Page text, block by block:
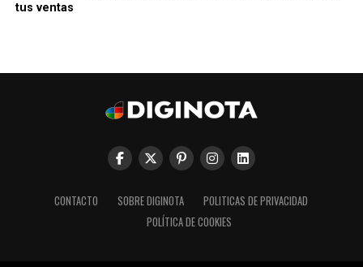
tus ventas
CONTACTO SOBRE DIGINOTA
POLITICAS DE PRIVACIDAD
POLÍTICA DE COOKIES